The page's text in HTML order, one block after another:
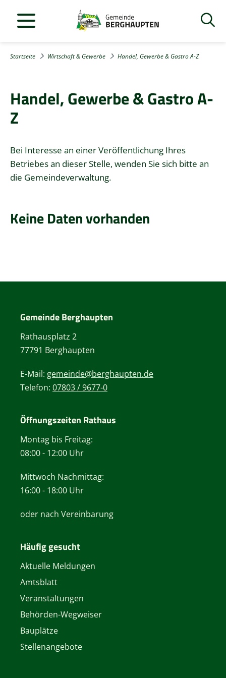
Startseite Wirtschaft & Gewerbe Handel, Gewerbe & Gastro A-Z
Handel, Gewerbe & Gastro A-
Z
Bei Interesse an einer Veröffentlichung Ihres
Betriebes an dieser Stelle, wenden Sie sich bitte an
die Gemeindeverwaltung.
Keine Daten vorhanden
Gemeinde Berghaupten
Rathausplatz 2
77791 Berghaupten
E-Mail: gemeinde@berghaupten.de
Telefon: 07803 / 9677-0
Öffnungszeiten Rathaus
Montag bis Freitag:
08:00 - 12:00 Uhr
Mittwoch Nachmittag:
16:00 - 18:00 Uhr
oder nach Vereinbarung
Häufig gesucht
Aktuelle Meldungen
Amtsblatt
Veranstaltungen
Behörden-Wegweiser
Bauplätze
Stellenangebote